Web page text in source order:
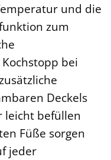
und die
zum
bei
Deckels
leicht befüllen
Füße sorgen
jeder